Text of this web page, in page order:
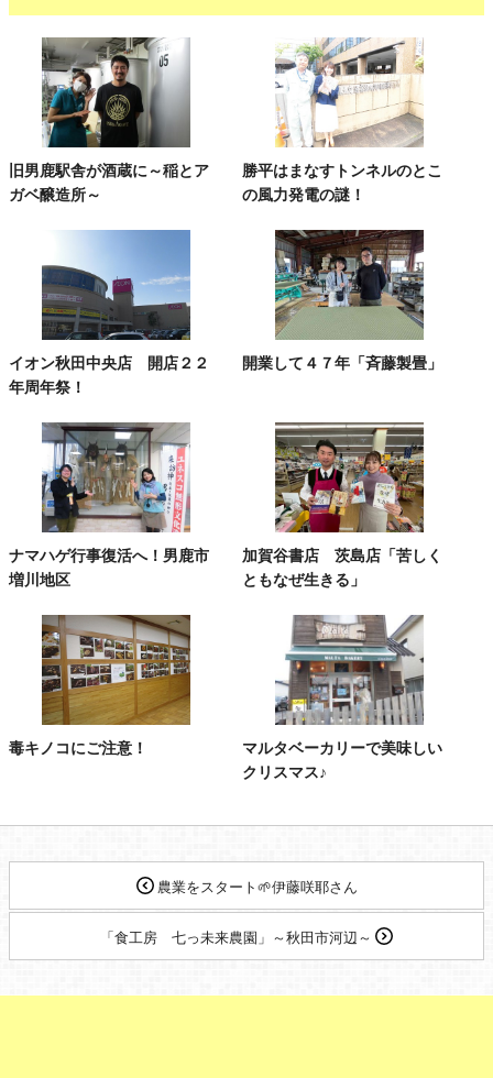
旧男鹿駅舎が酒蔵に～稲とア
ガベ醸造所～
勝平はまなすトンネルのとこ
の風力発電の謎！
イオン秋田中央店 開店２２
年周年祭！
開業して４７年「斉藤製畳」
ナマハゲ行事復活へ！男鹿市
増川地区
加賀谷書店 茨島店「苦しく
ともなぜ生きる」
毒キノコにご注意！
マルタベーカリーで美味しい
クリスマス♪
農業をスタート🌱伊藤咲耶さん
「食工房 七っ未来農園」～秋田市河辺～